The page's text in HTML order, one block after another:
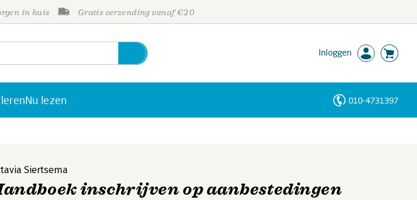
in huis Gratis verzending vanaf €20
Inloggen
Nu lezen 010-4731397
Siertsema
inschrijven op aanbestedingen
Personen